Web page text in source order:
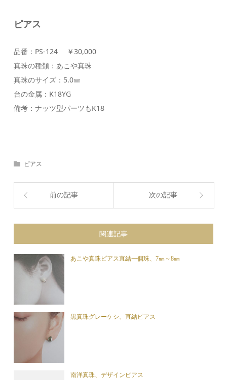
ピアス
品番：PS-124 ￥30,000
真珠の種類：あこや真珠
真珠のサイズ：5.0㎜
台の金属：K18YG
備考：ナッツ型パーツもK18
ピアス
前の記事 次の記事
関連記事
あこや真珠ピアス直結一個珠、7㎜～8㎜
黒真珠グレーケシ、直結ピアス
南洋真珠、デザインピアス